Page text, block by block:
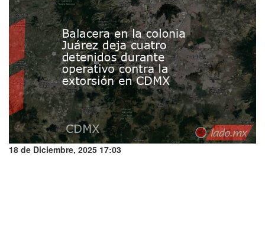
18 de Diciembre, 2025 17:03